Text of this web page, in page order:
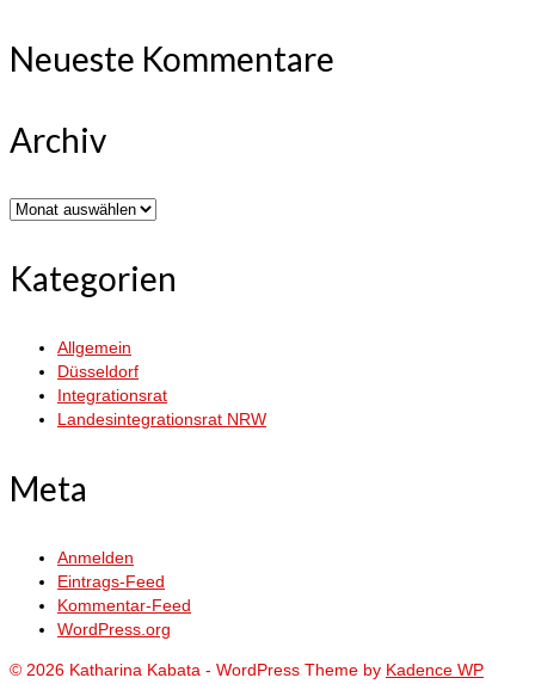
Neueste Kommentare
Archiv
Archiv
Kategorien
Allgemein
Düsseldorf
Integrationsrat
Landesintegrationsrat NRW
Meta
Anmelden
Eintrags-Feed
Kommentar-Feed
WordPress.org
© 2026 Katharina Kabata - WordPress Theme by Kadence WP